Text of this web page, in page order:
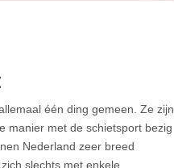
één ding gemeen. Ze zijn
manier met de schietsport bezig
Nederland zeer breed
slechts met enkele